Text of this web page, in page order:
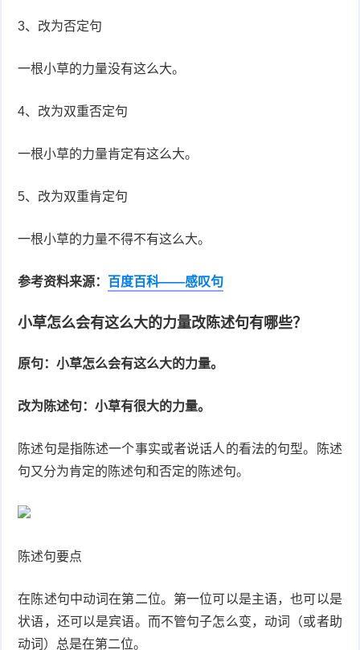
3、改为否定句
一根小草的力量没有这么大。
4、改为双重否定句
一根小草的力量肯定有这么大。
5、改为双重肯定句
一根小草的力量不得不有这么大。
参考资料来源： 百度百科——感叹句
小草怎么会有这么大的力量改陈述句有哪些？
原句：小草怎么会有这么大的力量。
改为陈述句：小草有很大的力量。
陈述句是指陈述一个事实或者说话人的看法的句型。陈述
句又分为肯定的陈述句和否定的陈述句。
陈述句要点
在陈述句中动词在第二位。第一位可以是主语，也可以是
状语，还可以是宾语。而不管句子怎么变，动词（或者助
动词）总是在第二位。